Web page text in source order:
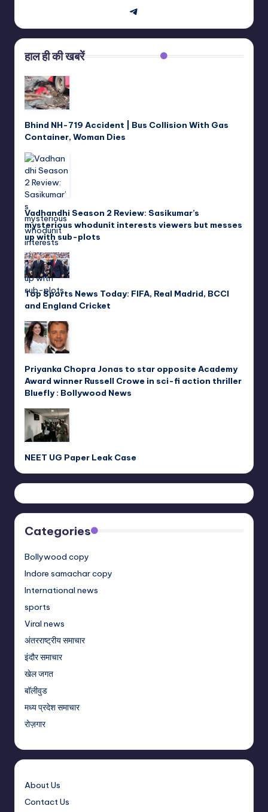
Telegram
हाल ही की खबरें
Bhind NH-719 Accident | Bus Collision With Gas
Container, Woman Dies
Vadhandhi Season 2 Review: Sasikumar’s
mysterious whodunit interests viewers but messes
up with sub-plots
Top Sports News Today: FIFA, Real Madrid, BCCI
and England Cricket
Priyanka Chopra Jonas to star opposite Academy
Award winner Russell Crowe in sci-fi action thriller
Bluefly : Bollywood News
NEET UG Paper Leak Case
Categories
Bollywood copy
Indore samachar copy
International news
sports
Viral news
अंतरराष्ट्रीय समाचार
इंदौर समाचार
खेल जगत
बॉलीवुड
मध्य प्रदेश समाचार
रोज़गार
About Us
Contact Us